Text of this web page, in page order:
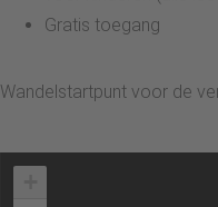
Gratis toegang
Wandelstartpunt voor de